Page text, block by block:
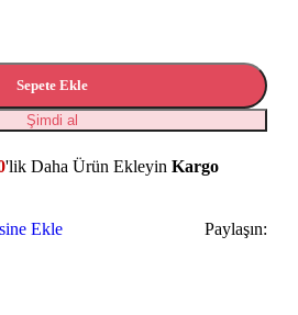
Sepete Ekle
Şimdi al
'lik Daha Ürün Ekleyin Kargo
Ekle Paylaşın: